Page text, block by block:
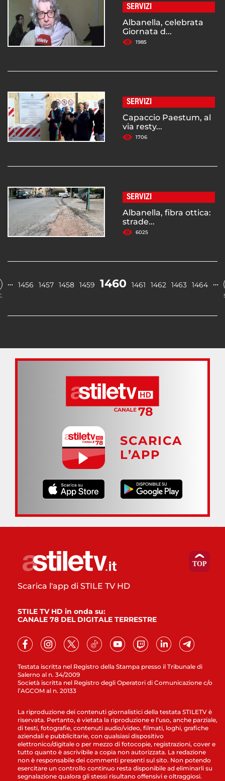
SERVIZI
Albanella, celebrata
Giornata d...
1985
SERVIZI
Capaccio Paestum, al
via resty...
1706
SERVIZI
Albanella, fibra ottica:
strade...
6025
… 1456 1457 1458 1459 1460 1461 1462 1463 1464 …
SCARICA
L’APP
Testata iscritta nel Registro della Stampa presso il Tribunale di
Salerno al n. 34/2009
Società iscritta nel Registro degli Operatori di Comunicazione c/o
l’AGCOM al n. 20133
Scarica l'app di STILE TV HD
STILE TV HD in onda su:
CANALE 78 DEL DIGITALE TERRESTRE
La riproduzione dei contenuti giornalistici della testata STILETV è
riservata. Pertanto, è vietata la riproduzione e l’uso, anche parziale,
di testi, fotografie, contenuti audio/video, filmati, loghi, grafiche
aziendali e pubblicitarie, con qualsiasi dispositivo
elettronico/digitale o per mezzo di fotocopie, registrazioni, cover e
tutto quanto è ascrivibile a copia non autorizzata. La redazione
non è responsabile dei commenti presenti sul sito. Non potendo
esercitare un controllo continuo resta disponibile ad eliminarli su
segnalazione qualora gli stessi risultano offensivi e oltraggiosi.